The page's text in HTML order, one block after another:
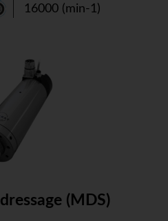
16000 (min-1)
(MDS)